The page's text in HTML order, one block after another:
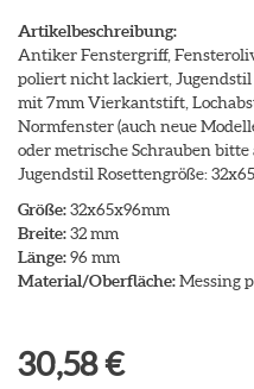
Artikelbeschreibung:
Antiker Fenstergriff,
poliert nicht lackiert, Jugendstil
mit 7mm Vierkantstift,
Normfenster (auch neue
oder metrische Schrauben bitte
Jugendstil Rosettengröße:
Größe:32x65x96mm
Breite:32 mm
Länge:96 mm
Material/Oberfläche:Messing
30,58 €